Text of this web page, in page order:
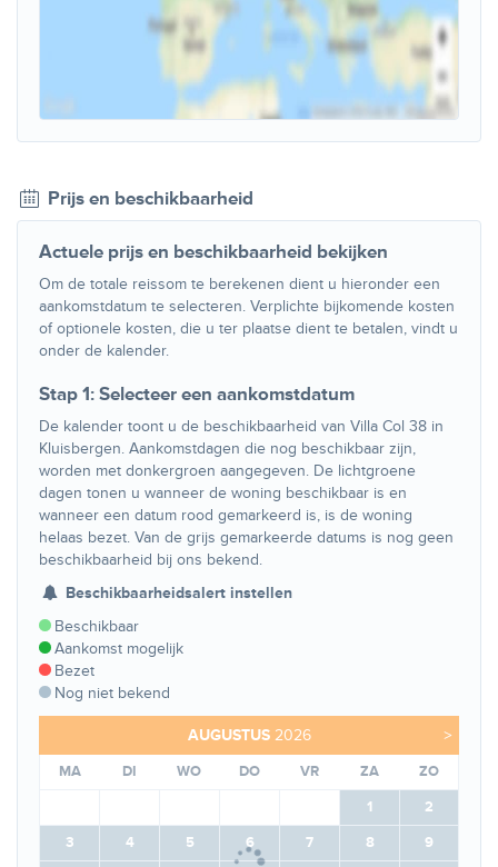
Prijs en beschikbaarheid
Actuele prijs en beschikbaarheid bekijken
Om de totale reissom te berekenen dient u hieronder een
aankomstdatum te selecteren. Verplichte bijkomende kosten
of optionele kosten, die u ter plaatse dient te betalen, vindt u
onder de kalender.
Stap 1: Selecteer een aankomstdatum
De kalender toont u de beschikbaarheid van Villa Col 38 in
Kluisbergen. Aankomstdagen die nog beschikbaar zijn,
worden met donkergroen aangegeven. De lichtgroene
dagen tonen u wanneer de woning beschikbaar is en
wanneer een datum rood gemarkeerd is, is de woning
helaas bezet. Van de grijs gemarkeerde datums is nog geen
beschikbaarheid bij ons bekend.
Beschikbaarheidsalert instellen
Beschikbaar
Aankomst mogelijk
Bezet
Nog niet bekend
>
AUGUSTUS 2026
MA DI WO DO VR ZA
ZO
1
2
3
4 5 6 7 8
9